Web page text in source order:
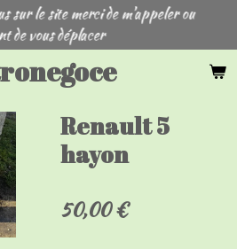
sur le site merci de m'appeler ou
de vous déplacer
Renault 5
hayon
50,00 €